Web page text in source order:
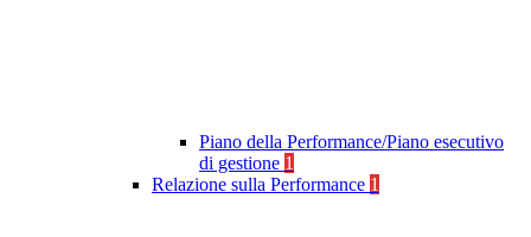
Piano della Performance/Piano esecutivo
di gestione 1
Relazione sulla Performance 1